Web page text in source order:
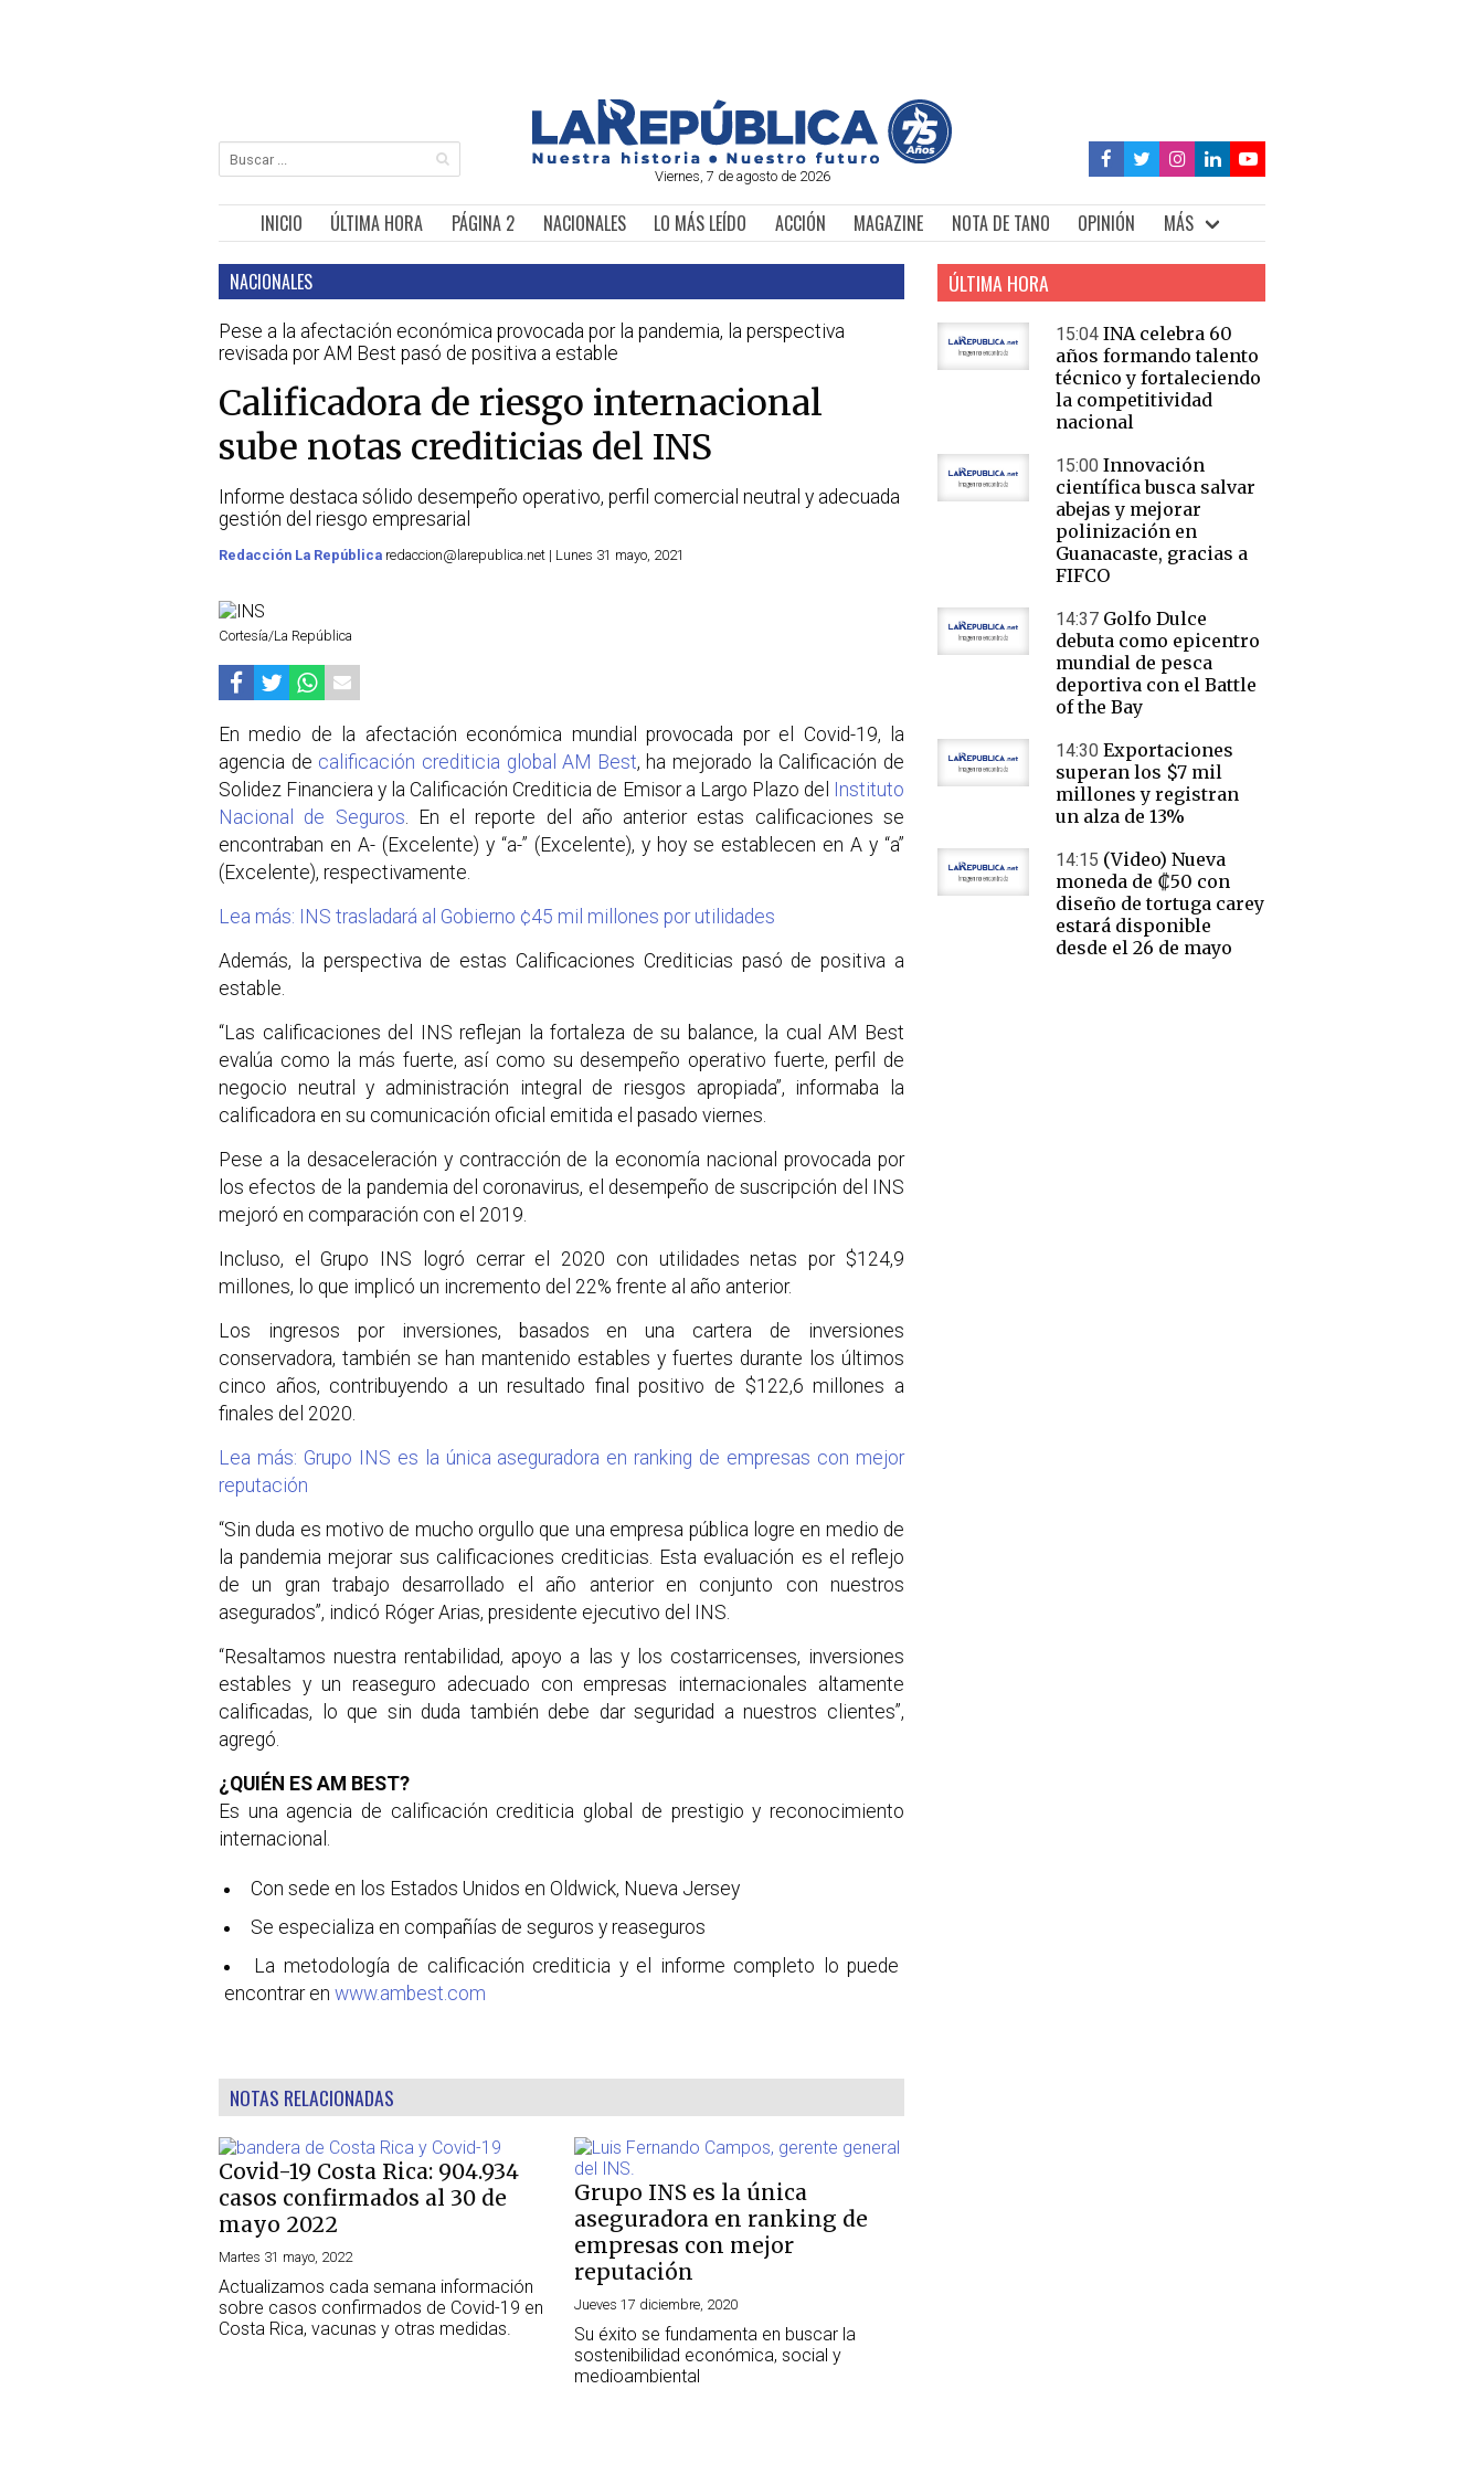
Viernes, 7 de agosto de 2026
INICIO ÚLTIMA HORA PÁGINA 2 NACIONALES LO MÁS LEÍDO ACCIÓN MAGAZINE NOTA DE TANO OPINIÓN MÁS
NACIONALES
Pese a la afectación económica provocada por la pandemia, la perspectiva
revisada por AM Best pasó de positiva a estable
Calificadora de riesgo internacional
sube notas crediticias del INS
Informe destaca sólido desempeño operativo, perfil comercial neutral y adecuada
gestión del riesgo empresarial
Redacción La República redaccion@larepublica.net | Lunes 31 mayo, 2021
Cortesía/La República
En medio de la afectación económica mundial provocada por el Covid-19, la
agencia de calificación crediticia global AM Best, ha mejorado la Calificación de
Solidez Financiera y la Calificación Crediticia de Emisor a Largo Plazo del Instituto
Nacional de Seguros . En el reporte del año anterior estas calificaciones se
encontraban en A- (Excelente) y “a-” (Excelente), y hoy se establecen en A y “a”
(Excelente), respectivamente.
Lea más: INS trasladará al Gobierno ¢45 mil millones por utilidades
Además, la perspectiva de estas Calificaciones Crediticias pasó de positiva a
estable.
“Las calificaciones del INS reflejan la fortaleza de su balance, la cual AM Best
evalúa como la más fuerte, así como su desempeño operativo fuerte, perfil de
negocio neutral y administración integral de riesgos apropiada”, informaba la
calificadora en su comunicación oficial emitida el pasado viernes.
Pese a la desaceleración y contracción de la economía nacional provocada por
los efectos de la pandemia del coronavirus, el desempeño de suscripción del INS
mejoró en comparación con el 2019.
Incluso, el Grupo INS logró cerrar el 2020 con utilidades netas por $124,9
millones, lo que implicó un incremento del 22% frente al año anterior.
Los ingresos por inversiones, basados en una cartera de inversiones
conservadora, también se han mantenido estables y fuertes durante los últimos
cinco años, contribuyendo a un resultado final positivo de $122,6 millones a
finales del 2020.
Lea más: Grupo INS es la única aseguradora en ranking de empresas con mejor
reputación
“Sin duda es motivo de mucho orgullo que una empresa pública logre en medio de
la pandemia mejorar sus calificaciones crediticias. Esta evaluación es el reflejo
de un gran trabajo desarrollado el año anterior en conjunto con nuestros
asegurados”, indicó Róger Arias, presidente ejecutivo del INS.
“Resaltamos nuestra rentabilidad, apoyo a las y los costarricenses, inversiones
estables y un reaseguro adecuado con empresas internacionales altamente
calificadas, lo que sin duda también debe dar seguridad a nuestros clientes”,
agregó.
¿QUIÉN ES AM BEST?
Es una agencia de calificación crediticia global de prestigio y reconocimiento
internacional.
Con sede en los Estados Unidos en Oldwick, Nueva Jersey
Se especializa en compañías de seguros y reaseguros
La metodología de calificación crediticia y el informe completo lo puede
encontrar en www.ambest.com
NOTAS RELACIONADAS
Covid-19 Costa Rica: 904.934
casos confirmados al 30 de
mayo 2022
Martes 31 mayo, 2022
Actualizamos cada semana información
sobre casos confirmados de Covid-19 en
Costa Rica, vacunas y otras medidas.
Grupo INS es la única
aseguradora en ranking de
empresas con mejor
reputación
Jueves 17 diciembre, 2020
Su éxito se fundamenta en buscar la
sostenibilidad económica, social y
medioambiental
ÚLTIMA HORA
15:04 INA celebra 60
años formando talento
técnico y fortaleciendo
la competitividad
nacional
15:00 Innovación
científica busca salvar
abejas y mejorar
polinización en
Guanacaste, gracias a
FIFCO
14:37 Golfo Dulce
debuta como epicentro
mundial de pesca
deportiva con el Battle
of the Bay
14:30 Exportaciones
superan los $7 mil
millones y registran
un alza de 13%
14:15 (Video) Nueva
moneda de ₡50 con
diseño de tortuga carey
estará disponible
desde el 26 de mayo